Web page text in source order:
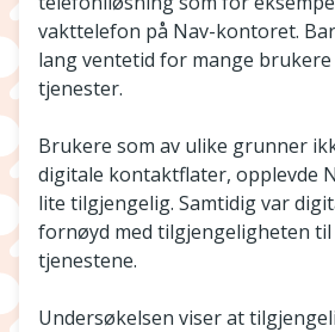
vakttelefon på Nav-kontoret.
lang ventetid for mange brukere
tjenester.
Brukere som av ulike grunner
digitale kontaktflater, opplevde
lite tilgjengelig. Samtidig var
fornøyd med tilgjengeligheten til
tjenestene.
Undersøkelsen viser at